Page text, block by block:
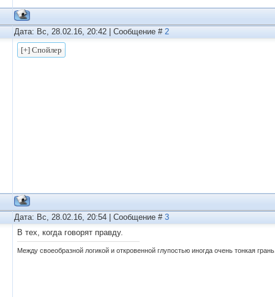
Дата: Вс, 28.02.16, 20:42 | Сообщение # 2
Дата: Вс, 28.02.16, 20:54 | Сообщение # 3
В тех, когда говорят правду.
Между своеобразной логикой и откровенной глупостью иногда очень тонкая грань.